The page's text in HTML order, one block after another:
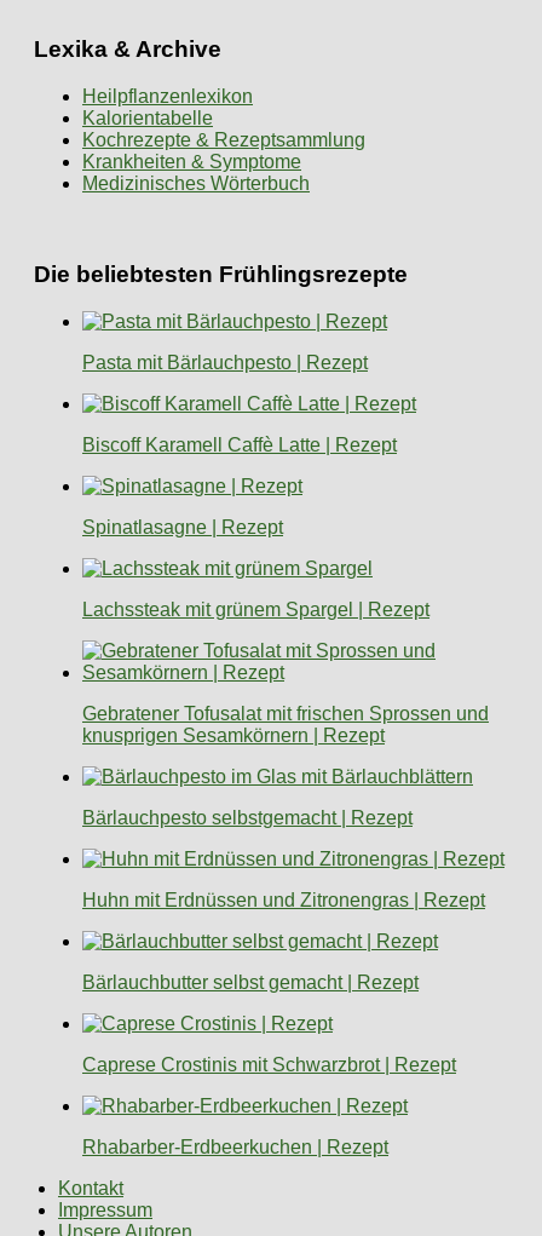
Lexika & Archive
Heilpflanzenlexikon
Kalorientabelle
Kochrezepte & Rezeptsammlung
Krankheiten & Symptome
Medizinisches Wörterbuch
Die beliebtesten Frühlingsrezepte
Pasta mit Bärlauchpesto | Rezept
Biscoff Karamell Caffè Latte | Rezept
Spinatlasagne | Rezept
Lachssteak mit grünem Spargel | Rezept
Gebratener Tofusalat mit frischen Sprossen und
knusprigen Sesamkörnern | Rezept
Bärlauchpesto selbstgemacht | Rezept
Huhn mit Erdnüssen und Zitronengras | Rezept
Bärlauchbutter selbst gemacht | Rezept
Caprese Crostinis mit Schwarzbrot | Rezept
Rhabarber-Erdbeerkuchen | Rezept
Kontakt
Impressum
Unsere Autoren